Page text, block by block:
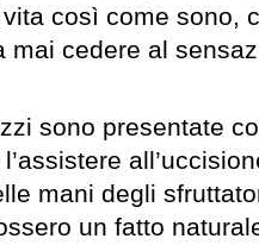
così come sono,
mai cedere al
sono presentate
mani degli
un fatto